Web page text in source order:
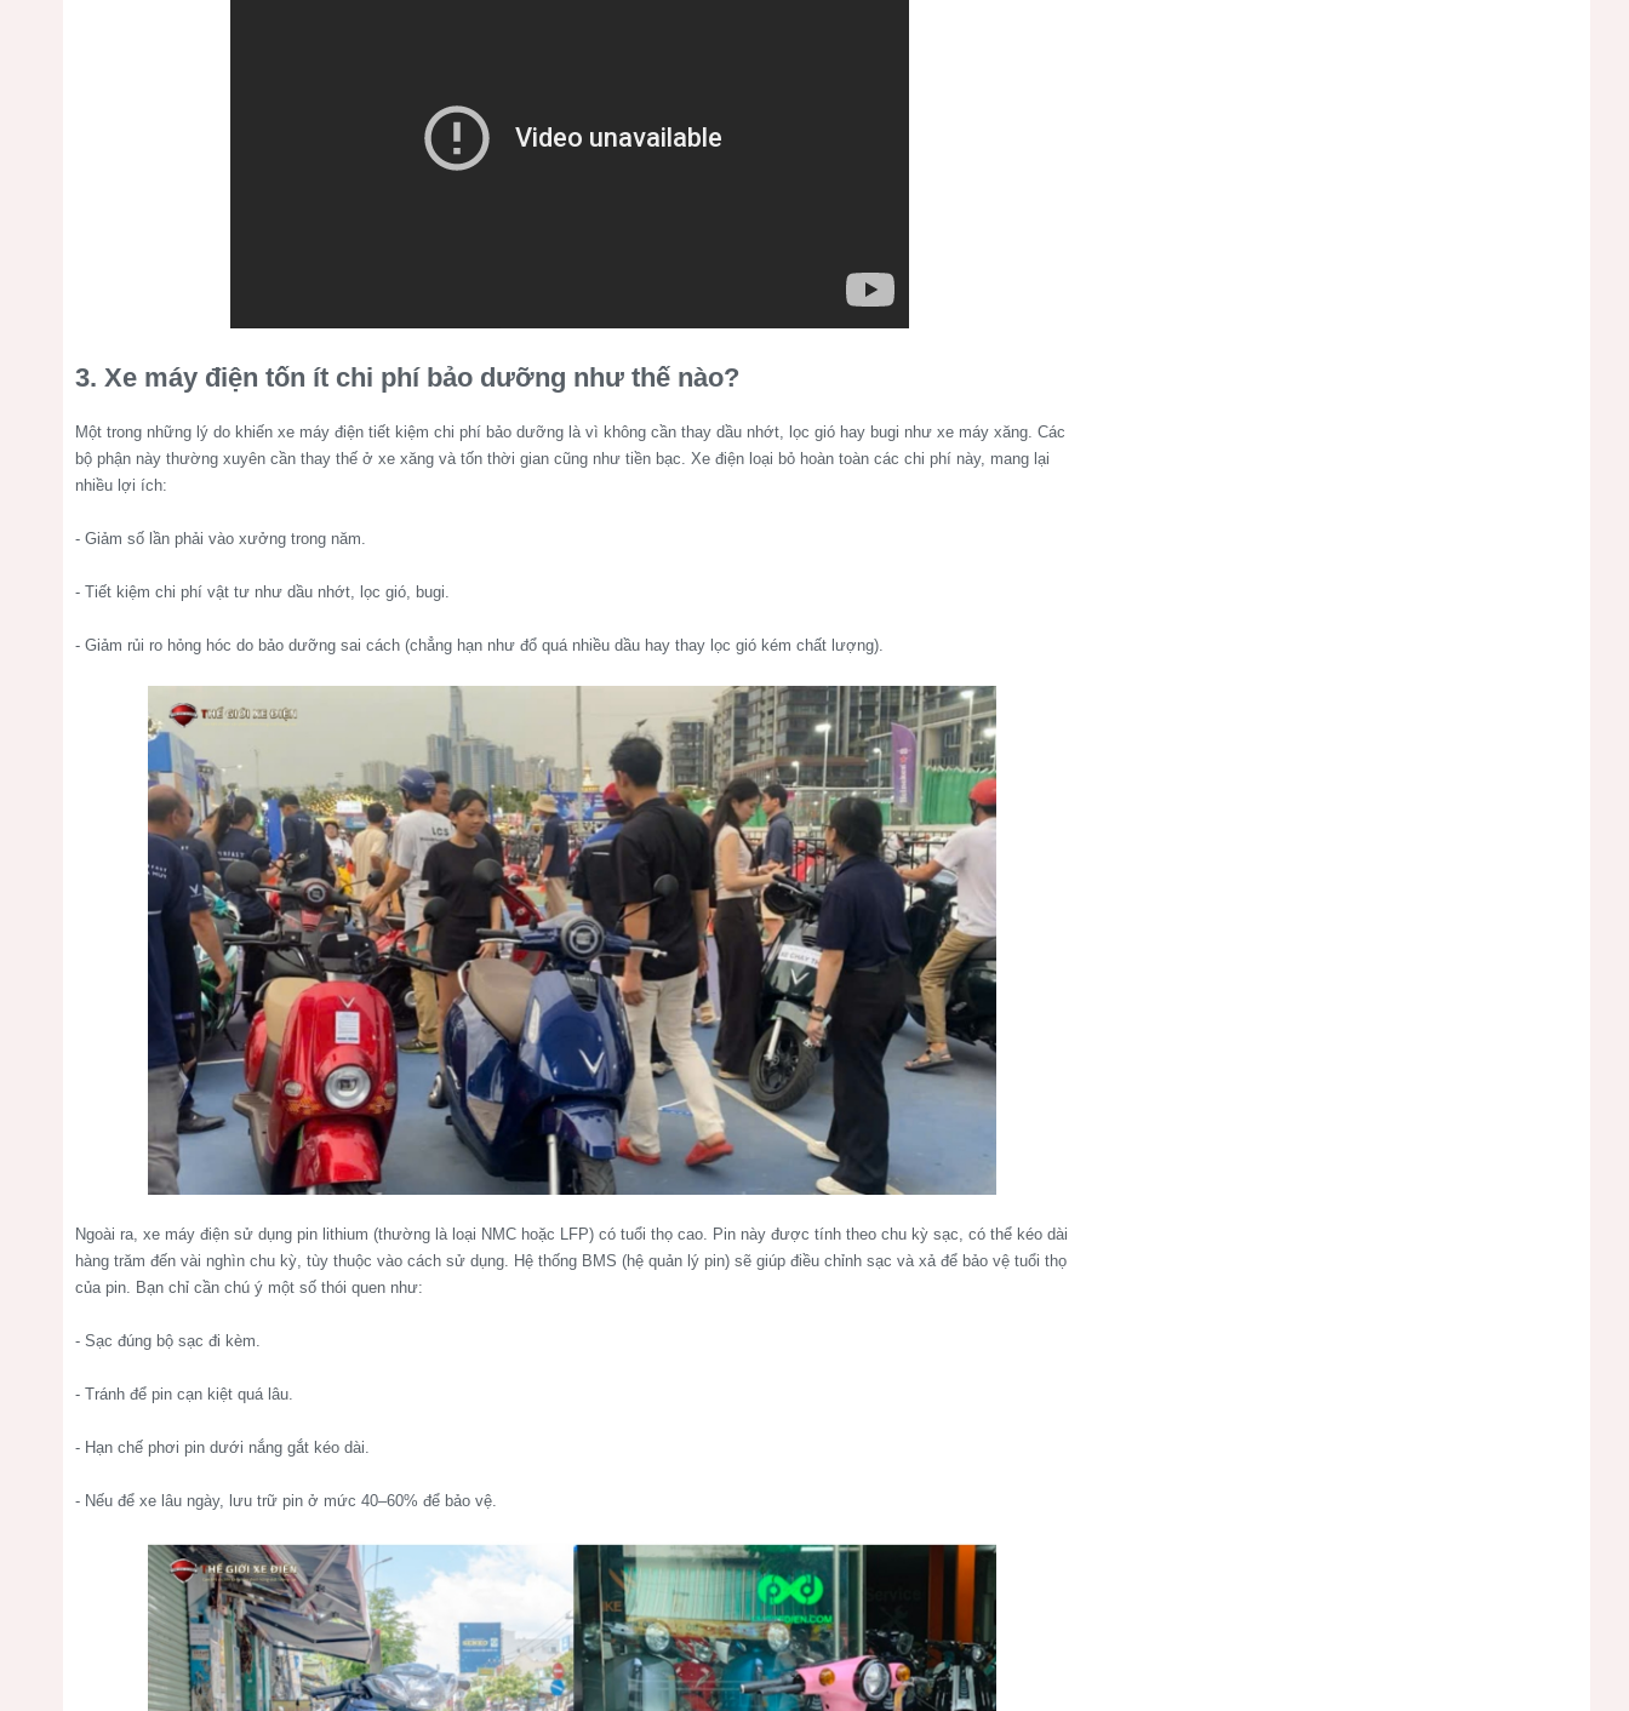
3. Xe máy điện tốn ít chi phí bảo dưỡng như thế nào?
Một trong những lý do khiến xe máy điện tiết kiệm chi phí bảo dưỡng là vì không cần thay dầu nhớt, lọc gió hay bugi như xe máy xăng. Các
bộ phận này thường xuyên cần thay thế ở xe xăng và tốn thời gian cũng như tiền bạc. Xe điện loại bỏ hoàn toàn các chi phí này, mang lại
nhiều lợi ích:
- Giảm số lần phải vào xưởng trong năm.
- Tiết kiệm chi phí vật tư như dầu nhớt, lọc gió, bugi.
- Giảm rủi ro hỏng hóc do bảo dưỡng sai cách (chẳng hạn như đổ quá nhiều dầu hay thay lọc gió kém chất lượng).
Ngoài ra, xe máy điện sử dụng pin lithium (thường là loại NMC hoặc LFP) có tuổi thọ cao. Pin này được tính theo chu kỳ sạc, có thể kéo dài
hàng trăm đến vài nghìn chu kỳ, tùy thuộc vào cách sử dụng. Hệ thống BMS (hệ quản lý pin) sẽ giúp điều chỉnh sạc và xả để bảo vệ tuổi thọ
của pin. Bạn chỉ cần chú ý một số thói quen như:
- Sạc đúng bộ sạc đi kèm.
- Tránh để pin cạn kiệt quá lâu.
- Hạn chế phơi pin dưới nắng gắt kéo dài.
- Nếu để xe lâu ngày, lưu trữ pin ở mức 40–60% để bảo vệ.